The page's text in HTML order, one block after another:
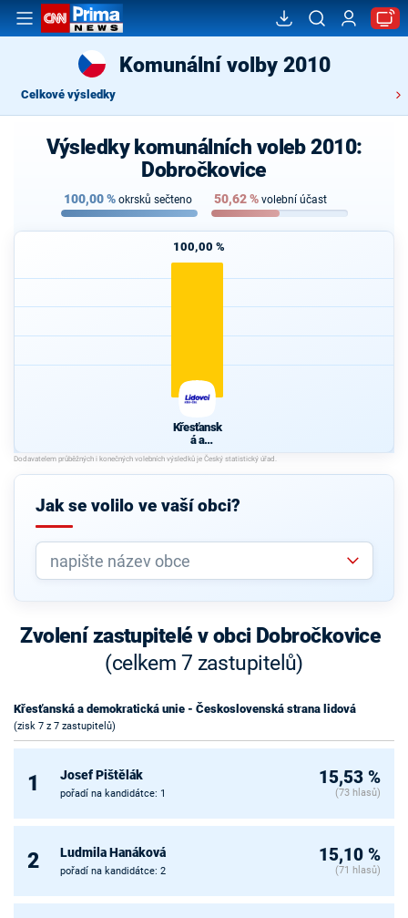
Komunální volby 2010
Celkové výsledky
Výsledky komunálních voleb 2010:
Dobročkovice
100,00% okrsků sečteno 50,62% volební účast
100,00 %
Křesťansk
á a
demokrati
cká unie -
Českoslov
strana
Jak se volilo ve vaší obci?
Zvolení zastupitelé v obci Dobročkovice
(celkem 7 zastupitelů)
Křesťanská a demokratická unie - Československá strana lidová
(zisk 7 z 7 zastupitelů)
1 Josef Pištělák
pořadí na kandidátce: 1
15,53 %
(73 hlasů)
2 Ludmila Hanáková
pořadí na kandidátce: 2
15,10 %
(71 hlasů)